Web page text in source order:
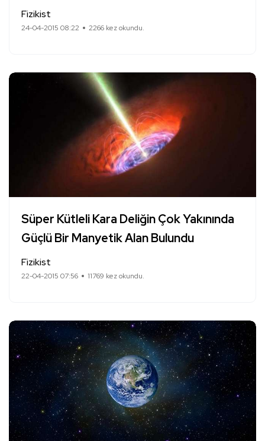
Fizikist
24-04-2015 08:22 2266 kez okundu.
Süper Kütleli Kara Deliğin Çok Yakınında
Güçlü Bir Manyetik Alan Bulundu
Fizikist
22-04-2015 07:56 11769 kez okundu.